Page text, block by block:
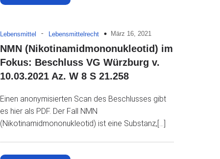
Lebensmittel - Lebensmittelrecht März 16, 2021
NMN (Nikotinamidmononukleotid) im
Fokus: Beschluss VG Würzburg v.
10.03.2021 Az. W 8 S 21.258
Einen anonymisierten Scan des Beschlusses gibt
es hier als PDF. Der Fall NMN
(Nikotinamidmononukleotid) ist eine Substanz,[…]